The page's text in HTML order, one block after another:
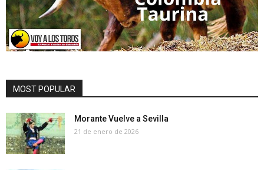
MOST POPULAR
Morante Vuelve a Sevilla
21 de enero de 2026